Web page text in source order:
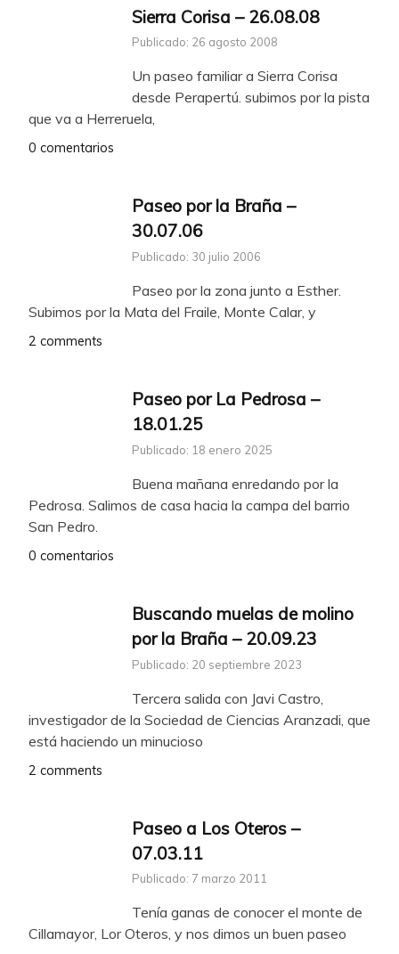
Sierra Corisa – 26.08.08
Publicado: 26 agosto 2008
Un paseo familiar a Sierra Corisa
desde Perapertú. subimos por la pista
que va a Herreruela,
0 comentarios
Paseo por la Braña –
30.07.06
Publicado: 30 julio 2006
Paseo por la zona junto a Esther.
Subimos por la Mata del Fraile, Monte Calar, y
2 comments
Paseo por La Pedrosa –
18.01.25
Publicado: 18 enero 2025
Buena mañana enredando por la
Pedrosa. Salimos de casa hacia la campa del barrio
San Pedro.
0 comentarios
Buscando muelas de molino
por la Braña – 20.09.23
Publicado: 20 septiembre 2023
Tercera salida con Javi Castro,
investigador de la Sociedad de Ciencias Aranzadi, que
está haciendo un minucioso
2 comments
Paseo a Los Oteros –
07.03.11
Publicado: 7 marzo 2011
Tenía ganas de conocer el monte de
Cillamayor, Lor Oteros, y nos dimos un buen paseo